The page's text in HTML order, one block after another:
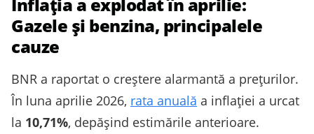
Gazele și benzina, principalele
cauze
BNR a raportat o creștere alarmantă a prețurilor.
În luna aprilie 2026, rata anuală a inflației a urcat
la 10,71%, depășind estimările anterioare.